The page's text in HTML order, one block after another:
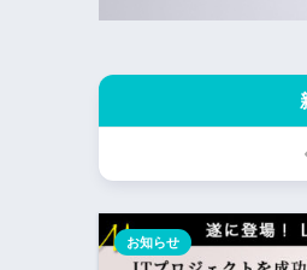
お知らせ